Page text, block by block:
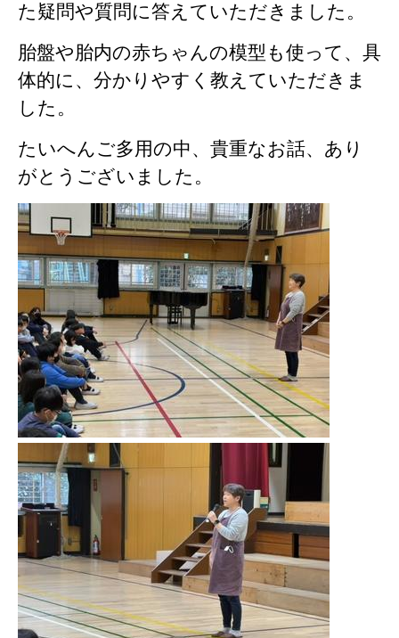
た疑問や質問に答えていただきました。
胎盤や胎内の赤ちゃんの模型も使って、具
体的に、分かりやすく教えていただきま
した。
たいへんご多用の中、貴重なお話、あり
がとうございました。